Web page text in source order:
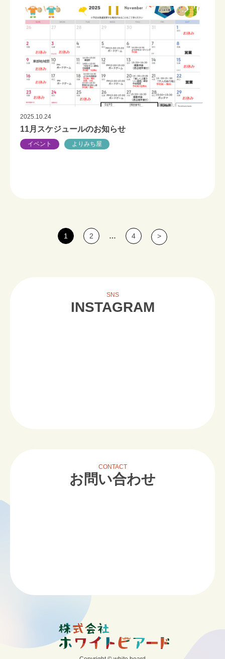
2025.10.24
11月スケジュールのお知らせ
イベント よりみち屋
1 2 … 4 >
SNS
INSTAGRAM
CONTACT
お問い合わせ